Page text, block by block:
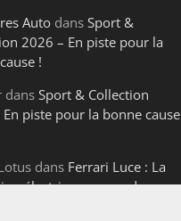
Auto dansSport &
2026 – En piste pour la
!
dansSport & Collection
piste pour la bonne cause
dans Ferrari Luce : La
électrique venue de